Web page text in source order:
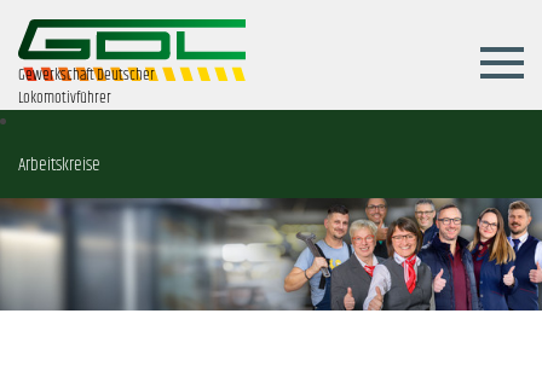
Gewerkschaft Deutscher
Lokomotivführer
Arbeitskreise